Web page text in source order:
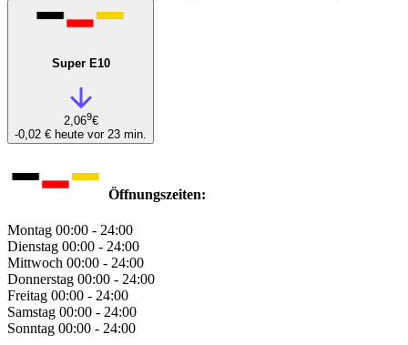
Super E10
2,069€
-0,02 € heute vor 23 min.
Öffnungszeiten:
Montag 00:00 - 24:00
Dienstag 00:00 - 24:00
Mittwoch 00:00 - 24:00
Donnerstag 00:00 - 24:00
Freitag 00:00 - 24:00
Samstag 00:00 - 24:00
Sonntag 00:00 - 24:00